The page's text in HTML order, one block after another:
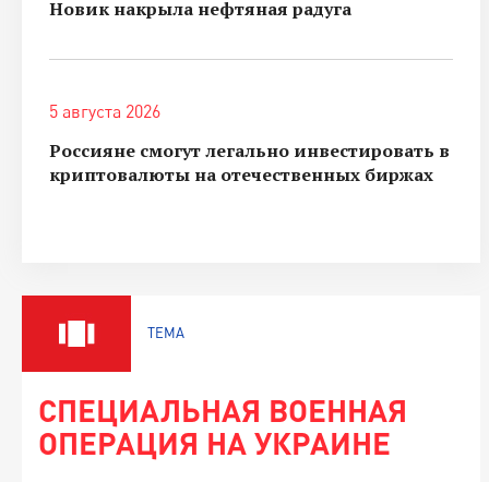
Новик накрыла нефтяная радуга
5 августа 2026
Россияне смогут легально инвестировать в
криптовалюты на отечественных биржах
ТЕМА
СПЕЦИАЛЬНАЯ ВОЕННАЯ
ОПЕРАЦИЯ НА УКРАИНЕ